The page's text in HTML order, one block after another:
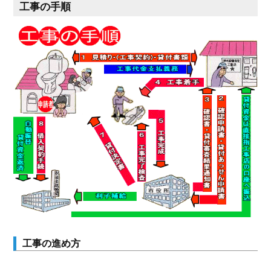
工事の手順
工事の進め方